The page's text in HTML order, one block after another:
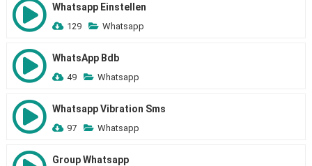
Whatsapp Einstellen
129 Whatsapp
WhatsApp Bdb
49 Whatsapp
Whatsapp Vibration Sms
97 Whatsapp
Group Whatsapp